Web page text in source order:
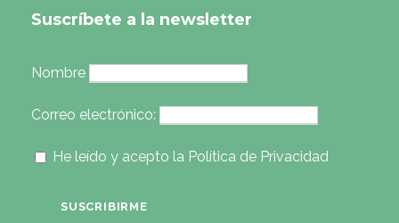
Suscríbete a la newsletter
Nombre
Correo electrónico:
He leído y acepto la Política de Privacidad